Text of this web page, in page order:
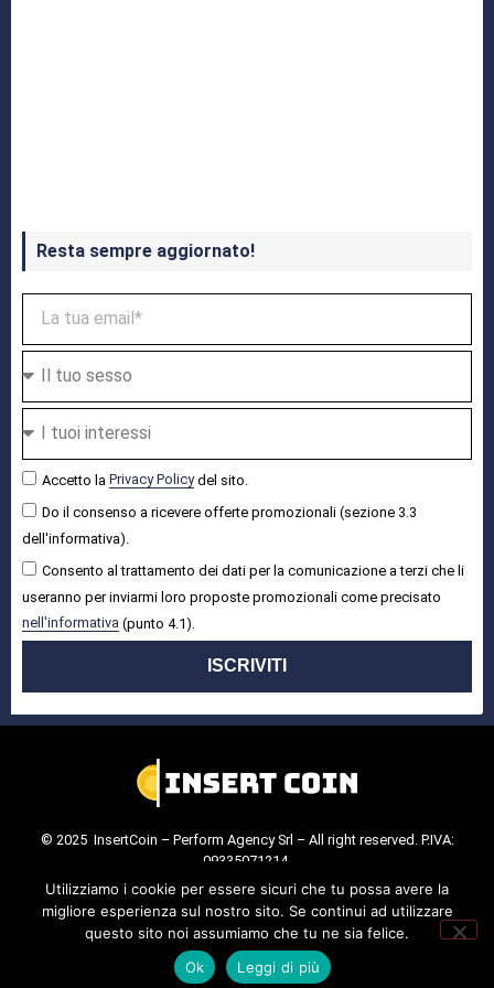
Resta sempre aggiornato!
Accetto la Privacy Policydel sito.
Do il consenso a ricevere offerte promozionali (sezione 3.3
dell'informativa).
Consento al trattamento dei dati per la comunicazione a terzi che li
useranno per inviarmi loro proposte promozionali come precisato
nell'informativa (punto 4.1).
ISCRIVITI
© 2025 InsertCoin – Perform Agency Srl – All right reserved. P.IVA:
09335071214.
Cookie Policy
Privacy Policy.
Utilizziamo i cookie per essere sicuri che tu possa avere la
migliore esperienza sul nostro sito. Se continui ad utilizzare
questo sito noi assumiamo che tu ne sia felice.
Ok
Leggi di più